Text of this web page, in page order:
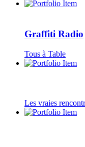
Graffiti Radio
Tous à Table
Les vraies